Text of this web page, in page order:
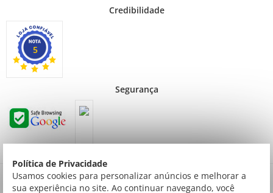
Política de Privacidade
Usamos cookies para personalizar anúncios e melhorar a
sua experiência no site. Ao continuar navegando, você
Credibilidade
5
Segurança
Preços válidos para consumidor final não contribuinte. Preços exclusivos para compras
via internet.
© Todos os direitos reservados | Creative Cópias LTDA | Av. ingás, 2314 Setor Comercial